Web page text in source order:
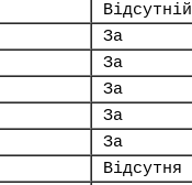
Відсутній
За
За
За
За
За
Відсутня